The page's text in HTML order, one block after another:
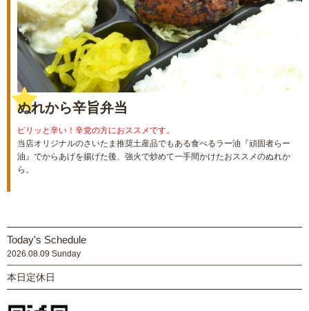
ぬれから辛旨弁当
ピリッと辛い！辛党の方におススメです。
当店オリジナルのさいたま推奨土産品でもある食べるラー油『頑固者らー
油』でからあげを揚げた後、強火で炒めて一手間かけたおススメのぬれか
ら。
Today's Schedule
2026.08.09 Sunday
本日定休日